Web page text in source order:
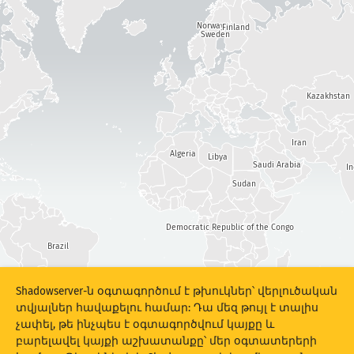
Հարձակումների վիճակագրություն․ Սարքեր
Օգնություն
Վտանգի աստիճան
Պիտակներ
Տվյալների սանդղակ
Թարմացնել Վերակայել
Ներբեռնել որպես PNG
Argentina
Democratic Republic of the Congo
South Africa
Kazakhstan
Brazil
Norway
Sweden
Finland
Libya
Sudan
Iran
Saudi Arabia
Algeria
Shadowserver-ն օգտագործում է թխուկներ՝ վերլուծական
տվյալներ հավաքելու համար: Դա մեզ թույլ է տալիս
չափել, թե ինչպես է օգտագործվում կայքը և
բարելավել կայքի աշխատանքը՝ մեր օգտատերերի